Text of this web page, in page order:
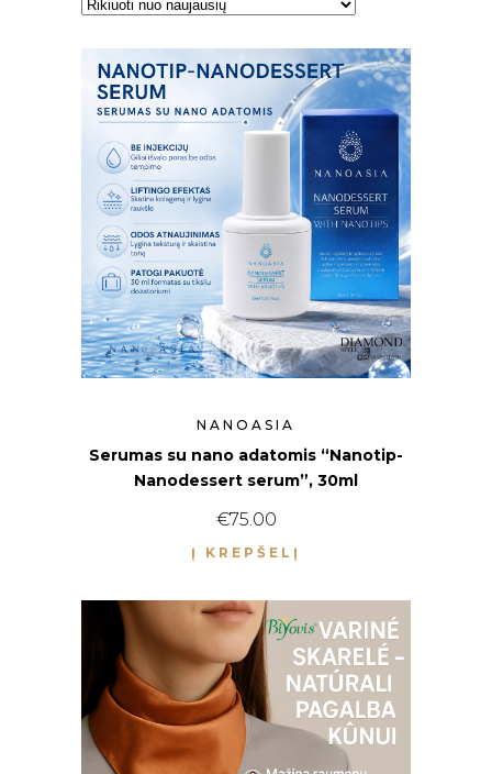
NAUJAUSIĄ
NANOASIA
Serumas su nano adatomis “Nanotip-
Nanodessert serum”, 30ml
€75.00
Į KREPŠELĮ